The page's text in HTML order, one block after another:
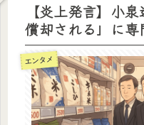
【炎上発言】小
償却される」に専
エンタメ